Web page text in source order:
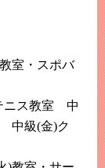
室・スポバ
ス教室 中
中級(金)ク